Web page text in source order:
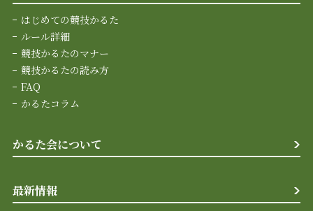
はじめての競技かるた
ルール詳細
競技かるたのマナー
競技かるたの読み方
FAQ
かるたコラム
かるた会について
最新情報